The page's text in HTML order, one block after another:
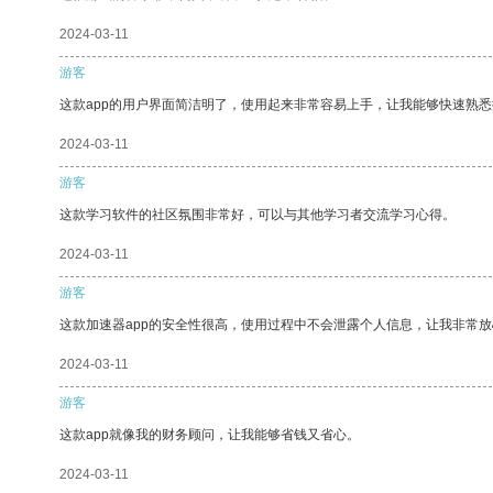
2024-03-11
游客
这款app的用户界面简洁明了，使用起来非常容易上手，让我能够快速熟悉
2024-03-11
游客
这款学习软件的社区氛围非常好，可以与其他学习者交流学习心得。
2024-03-11
游客
这款加速器app的安全性很高，使用过程中不会泄露个人信息，让我非常放
2024-03-11
游客
这款app就像我的财务顾问，让我能够省钱又省心。
2024-03-11